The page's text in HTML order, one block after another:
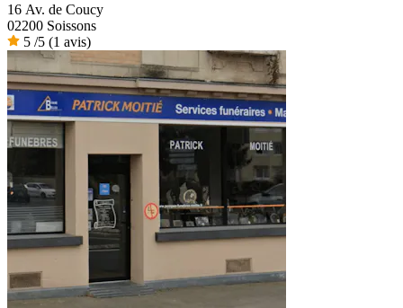
16 Av. de Coucy
02200 Soissons
5 /5 (1 avis)